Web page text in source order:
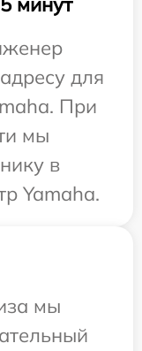
для
При
мы
в
Yamaha.
мы